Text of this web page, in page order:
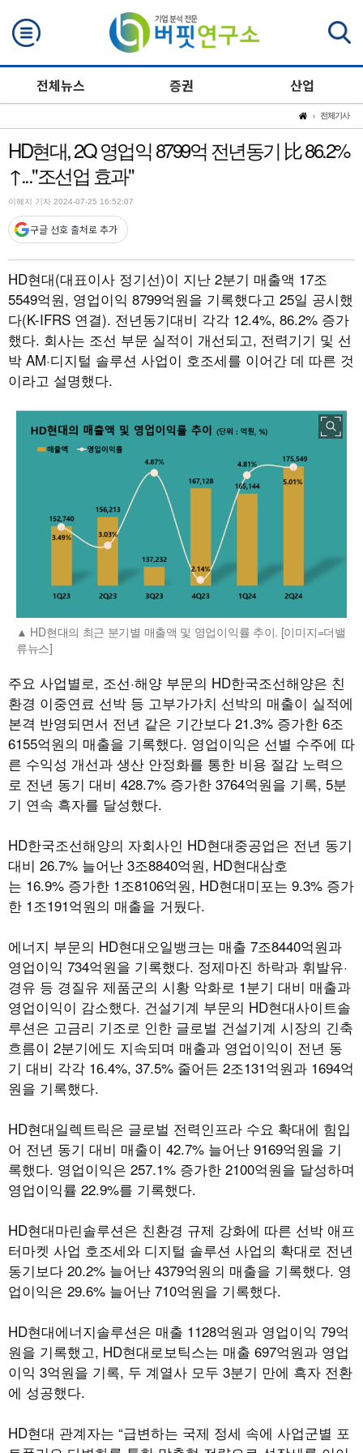
전체뉴스 증권 산업
전체기사
HD현대, 2Q 영업익 8799억 전년동기 比 86.2%
↑..."조선업 효과"
이혜지 기자 2024-07-25 16:52:07
구글 선호 출처로 추가
HD현대(대표이사 정기선)이 지난 2분기 매출액 17조
5549억원, 영업이익 8799억원을 기록했다고 25일 공시했
다(K-IFRS 연결). 전년동기대비 각각 12.4%, 86.2% 증가
했다. 회사는 조선 부문 실적이 개선되고, 전력기기 및 선
박 AM·디지털 솔루션 사업이 호조세를 이어간 데 따른 것
이라고 설명했다.
HD현대의 최근 분기별 매출액 및 영업이익률 추이. [이미지=더밸
류뉴스]
주요 사업별로, 조선·해양 부문의 HD한국조선해양은 친
환경 이중연료 선박 등 고부가가치 선박의 매출이 실적에
본격 반영되면서 전년 같은 기간보다 21.3% 증가한 6조
6155억원의 매출을 기록했다. 영업이익은 선별 수주에 따
른 수익성 개선과 생산 안정화를 통한 비용 절감 노력으
로 전년 동기 대비 428.7% 증가한 3764억원을 기록, 5분
기 연속 흑자를 달성했다.
HD한국조선해양의 자회사인 HD현대중공업은 전년 동기
대비 26.7% 늘어난 3조8840억원, HD현대삼호
는 16.9% 증가한 1조8106억원, HD현대미포는 9.3% 증가
한 1조191억원의 매출을 거뒀다.
에너지 부문의 HD현대오일뱅크는 매출 7조8440억원과
영업이익 734억원을 기록했다. 정제마진 하락과 휘발유·
경유 등 경질유 제품군의 시황 악화로 1분기 대비 매출과
영업이익이 감소했다. 건설기계 부문의 HD현대사이트솔
루션은 고금리 기조로 인한 글로벌 건설기계 시장의 긴축
흐름이 2분기에도 지속되며 매출과 영업이익이 전년 동
기 대비 각각 16.4%, 37.5% 줄어든 2조131억원과 1694억
원을 기록했다.
HD현대일렉트릭은 글로벌 전력인프라 수요 확대에 힘입
어 전년 동기 대비 매출이 42.7% 늘어난 9169억원을 기
록했다. 영업이익은 257.1% 증가한 2100억원을 달성하며
영업이익률 22.9%를 기록했다.
HD현대마린솔루션은 친환경 규제 강화에 따른 선박 애프
터마켓 사업 호조세와 디지털 솔루션 사업의 확대로 전년
동기보다 20.2% 늘어난 4379억원의 매출을 기록했다. 영
업이익은 29.6% 늘어난 710억원을 기록했다.
HD현대에너지솔루션은 매출 1128억원과 영업이익 79억
원을 기록했고, HD현대로보틱스는 매출 697억원과 영업
이익 3억원을 기록, 두 계열사 모두 3분기 만에 흑자 전환
에 성공했다.
HD현대 관계자는 “급변하는 국제 정세 속에 사업군별 포
검색